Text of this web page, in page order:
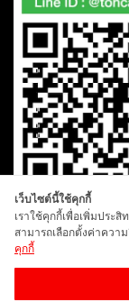
COPYRIGHT |
เว็บไซต์นี้ใช้คุกกี้
เราใช้คุกกี้เพื่อเพิ่มประ
สามารถเลือกตั้งค่าควา
คุกกี้